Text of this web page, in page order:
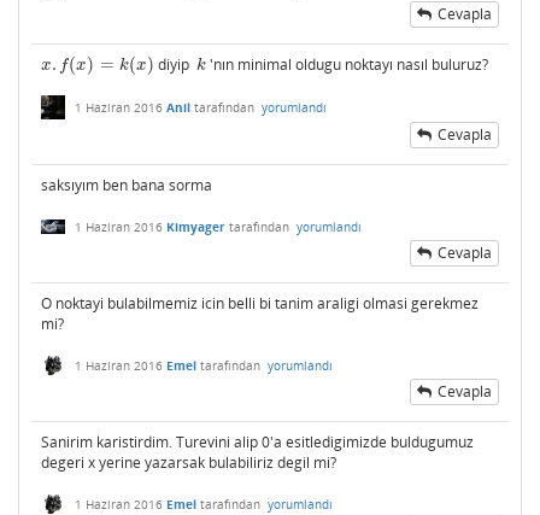
Cevapla
x. f(x) = k(x)
x.f x)=k( ) diyipk
k 'nın minimal oldugu noktayı nasıl buluruz?
1 Haziran 2016 Anil tarafından yorumlandı
Cevapla
saksıyım ben bana sorma
1 Haziran 2016 Kimyager tarafından yorumlandı
Cevapla
O noktayi bulabilmemiz icin belli bi tanim araligi olmasi gerekmez
mi?
1 Haziran 2016 Emel tarafından yorumlandı
Cevapla
Sanirim karistirdim. Turevini alip 0'a esitledigimizde buldugumuz
degeri x yerine yazarsak bulabiliriz degil mi?
1 Haziran 2016 Emel tarafından yorumlandı